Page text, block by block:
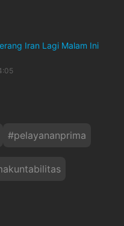
Iran Lagi Malam Ini
#pelayananprima